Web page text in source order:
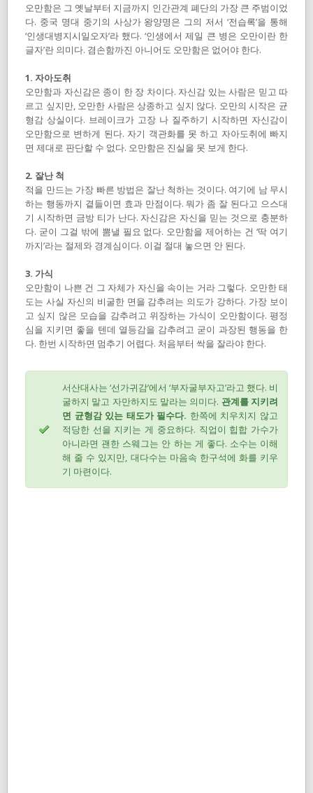
오만함은 그 옛날부터 지금까지 인간관계 폐단의 가장 큰 주범이었
다. 중국 명대 중기의 사상가 왕양명은 그의 저서 ‘전습록’을 통해
‘인생대병지시일오자’라 했다. ‘인생에서 제일 큰 병은 오만이란 한
글자’란 의미다. 겸손함까진 아니어도 오만함은 없어야 한다.
1. 자아도취
오만함과 자신감은 종이 한 장 차이다. 자신감 있는 사람은 믿고 따
르고 싶지만, 오만한 사람은 상종하고 싶지 않다. 오만의 시작은 균
형감 상실이다. 브레이크가 고장 나 질주하기 시작하면 자신감이
오만함으로 변하게 된다. 자기 객관화를 못 하고 자아도취에 빠지
면 제대로 판단할 수 없다. 오만함은 진실을 못 보게 한다.
2. 잘난 척
적을 만드는 가장 빠른 방법은 잘난 척하는 것이다. 여기에 남 무시
하는 행동까지 곁들이면 효과 만점이다. 뭐가 좀 잘 된다고 으스대
기 시작하면 금방 티가 난다. 자신감은 자신을 믿는 것으로 충분하
다. 굳이 그걸 밖에 뽐낼 필요 없다. 오만함을 제어하는 건 ‘딱 여기
까지’라는 절제와 경계심이다. 이걸 절대 놓으면 안 된다.
3. 가식
오만함이 나쁜 건 그 자체가 자신을 속이는 거라 그렇다. 오만한 태
도는 사실 자신의 비굴한 면을 감추려는 의도가 강하다. 가장 보이
고 싶지 않은 모습을 감추려고 위장하는 가식이 오만함이다. 평정
심을 지키면 좋을 텐데 열등감을 감추려고 굳이 과장된 행동을 한
다. 한번 시작하면 멈추기 어렵다. 처음부터 싹을 잘라야 한다.
서산대사는 ‘선가귀감’에서 ‘부자굴부자고’라고 했다. 비
굴하지 말고 자만하지도 말라는 의미다. 관계를 지키려
면 균형감 있는 태도가 필수다. 한쪽에 치우치지 않고
적당한 선을 지키는 게 중요하다. 직업이 힙합 가수가
아니라면 괜한 스웨그는 안 하는 게 좋다. 소수는 이해
해 줄 수 있지만, 대다수는 마음속 한구석에 화를 키우
기 마련이다.